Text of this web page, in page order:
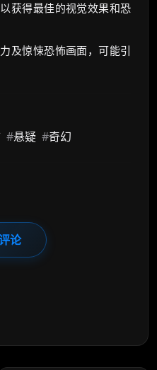
获得最佳的视觉效果和恐
及惊悚恐怖画面，可能引
#悬疑 #奇幻
论